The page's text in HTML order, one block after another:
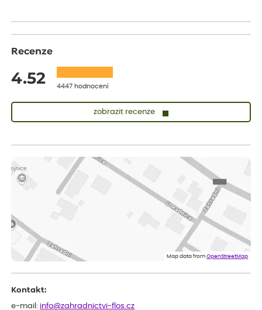
Recenze
4.52 4447 hodnocení
zobrazit recenze
vše v naprostém pořádku
ověřený nákup dnes
Jana
Flos je nejlepší &#129321;
Map data fromOpenStreetMap
Kontakt:
e-mail: info@zahradnictvi-flos.cz